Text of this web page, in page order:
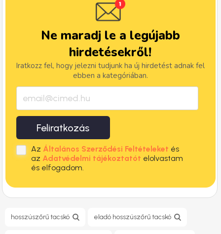
Ne maradj le a legújabb
hirdetésekről!
Iratkozz fel, hogy jelezni tudjunk ha új hirdetést adnak fel
ebben a kategóriában.
Feliratkozás
Az Általános Szerződési Feltételeket és
az Adatvédelmi tájékoztatót elolvastam
és elfogadom.
hosszúszőrű tacskó eladó hosszúszőrű tacskó